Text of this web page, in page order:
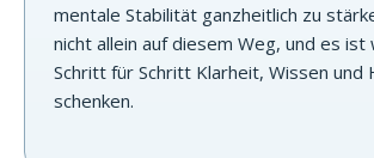
mentale Stabilität ganzheitlich zu
nicht allein auf diesem Weg, und es ist
Schritt für Schritt Klarheit, Wissen und
schenken.